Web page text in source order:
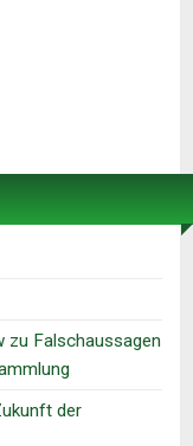
zu Falschaussagen
der